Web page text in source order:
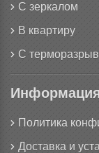
С зеркалом
В квартиру
С
Политика
Доставка и